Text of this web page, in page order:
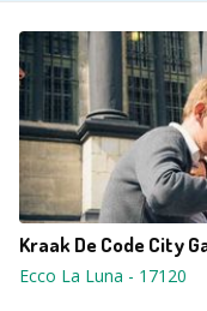
Kraak De Code City
Ecco La Luna - 17120